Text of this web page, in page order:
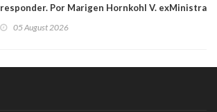
responder. Por Marigen Hornkohl V. exMinistra
05 August 2026